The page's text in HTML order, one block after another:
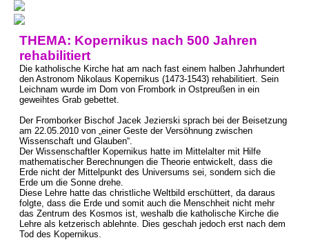
THEMA: Kopernikus nach 500 Jahren
rehabilitiert
Die katholische Kirche hat am nach fast einem halben Jahrhundert
den Astronom Nikolaus Kopernikus (1473-1543) rehabilitiert. Sein
Leichnam wurde im Dom von Frombork in Ostpreußen in ein
geweihtes Grab gebettet.
Der Fromborker Bischof Jacek Jezierski sprach bei der Beisetzung
am 22.05.2010 von „einer Geste der Versöhnung zwischen
Wissenschaft und Glauben“.
Der Wissenschaftler Kopernikus hatte im Mittelalter mit Hilfe
mathematischer Berechnungen die Theorie entwickelt, dass die
Erde nicht der Mittelpunkt des Universums sei, sondern sich die
Erde um die Sonne drehe.
Diese Lehre hatte das christliche Weltbild erschüttert, da daraus
folgte, dass die Erde und somit auch die Menschheit nicht mehr
das Zentrum des Kosmos ist, weshalb die katholische Kirche die
Lehre als ketzerisch ablehnte. Dies geschah jedoch erst nach dem
Tod des Kopernikus.